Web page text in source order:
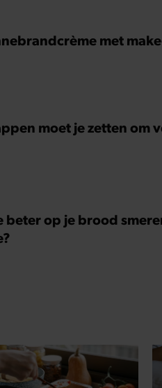
met
moet je zetten om
beter op je brood